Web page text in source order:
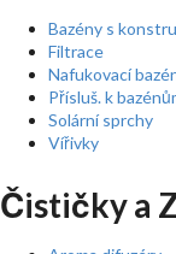
Bazény s
Filtrace
Nafukovací
Přísluš. k
Solární sprchy
Vířivky
Čističky a